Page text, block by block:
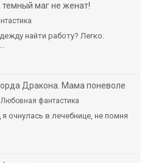
маг не женат!
найти работу? Легко.
Дракона. Мама поневоле
фантастика
очнулась в лечебнице, не помня